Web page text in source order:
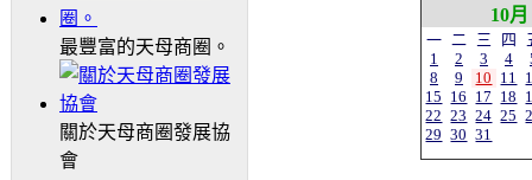
最豐富的天母商圈。
關於天母商圈發展協
會
10月
一 二 三 四
1
2 3 4
8
9 10 11
15 16 17 18
22 23 24 25
29 30 31